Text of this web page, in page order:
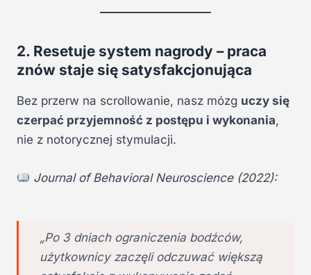
2. Resetuje system nagrody – praca
znów staje się satysfakcjonująca
Bez przerw na scrollowanie, nasz mózg uczy się
czerpać przyjemność z postępu i wykonania,
nie z notorycznej stymulacji.
Journal of Behavioral Neuroscience (2022):
„Po 3 dniach ograniczenia bodźców,
użytkownicy zaczęli odczuwać większą